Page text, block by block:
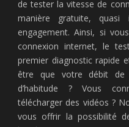
de tester la vitesse de
manière gratuite, quasi
engagement. Ainsi, si
connexion internet, le
premier diagnostic rapide
être que votre débit de
d’habitude ? Vous
télécharger des vidéos ?
vous offrir la possibilité